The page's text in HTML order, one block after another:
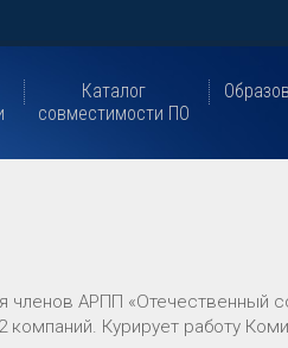
Каталог
совместимости ПО
АРПП «Отечественный
Курирует работу